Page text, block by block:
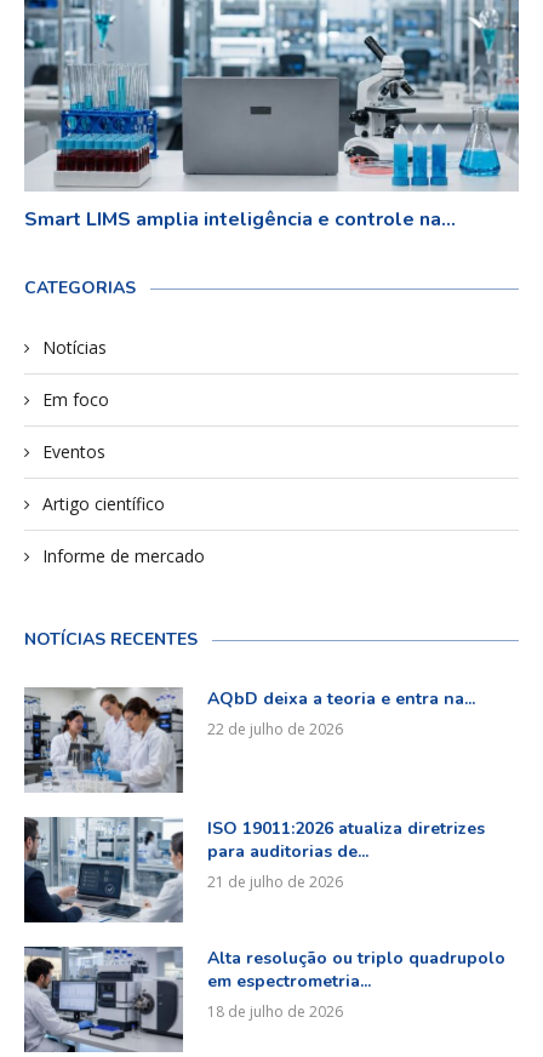
Smart LIMS amplia inteligência e controle na...
CATEGORIAS
Notícias
Em foco
Eventos
Artigo científico
Informe de mercado
NOTÍCIAS RECENTES
AQbD deixa a teoria e entra na...
22 de julho de 2026
ISO 19011:2026 atualiza diretrizes
para auditorias de...
21 de julho de 2026
Alta resolução ou triplo quadrupolo
em espectrometria...
18 de julho de 2026